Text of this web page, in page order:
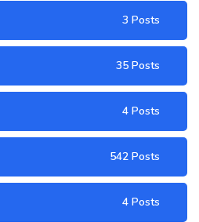
3 Posts
35 Posts
4 Posts
542 Posts
4 Posts